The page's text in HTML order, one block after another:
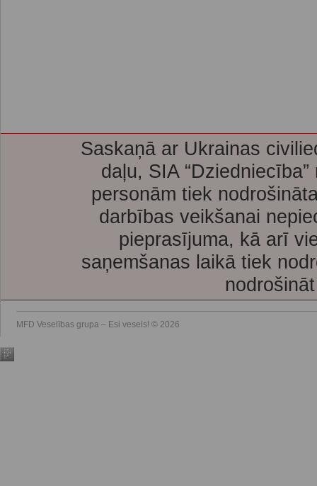
Saskaņā ar Ukrainas
daļu, SIA
personām tiek
darbības veikšanai
pieprasījuma, kā arī
saņemšanas laikā tiek
MFD Veselības grupa – Esi vesels! © 2026